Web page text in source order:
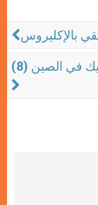
بالإكليروس
في الصين (8)